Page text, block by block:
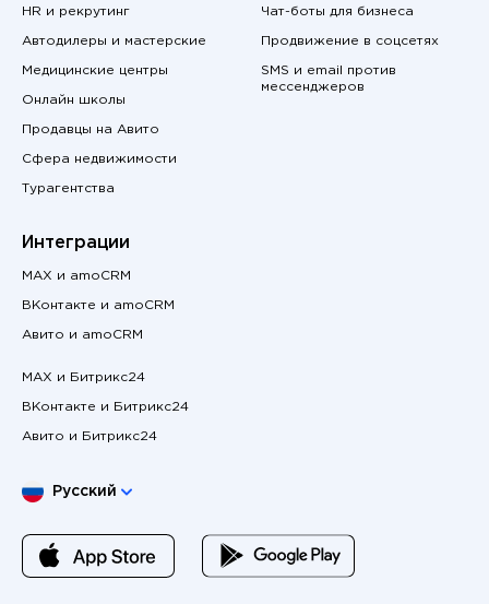
HR и рекрутинг
Автодилеры и мастерские
Медицинские центры
Онлайн школы
Продавцы на Авито
Сфера недвижимости
Турагентства
Интеграции
MAX и amoCRM
ВКонтакте и amoCRM
Авито и amoCRM
MAX и Битрикс24
ВКонтакте и Битрикс24
Авито и Битрикс24
Чат-боты для бизнеса
Продвижение в соцсетях
SMS и email против
мессенджеров
Выберите язык
Русский